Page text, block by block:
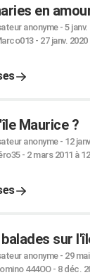
en
anonyme- 5 janv.
- 27 janv. 2020
Maurice ?
anonyme- 12
- 2 mars 2011 à
sur
anonyme- 29
444OO- 8 déc.